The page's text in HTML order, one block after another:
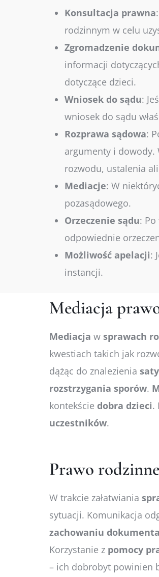
Konsultacja prawna:
rodzinnym w celu
Zgromadzenie
informacji
dotyczące dzieci.
Wniosek do sądu:
wniosek do sądu
Rozprawa sądowa:
argumenty i dowody.
rozwodu, ustalenia
Mediacje: W
pozasądowego.
Orzeczenie sądu:
odpowiednie
Możliwość apelacji:
instancji.
Mediacja
Mediacja w sprawach
kwestiach takich jak
dążąc do znalezienia
rozstrzygania sporów.
kontekście dobra dzieci.
uczestników.
Prawo
W trakcie załatwiania
sytuacji. Komunikacja
zachowaniu
Korzystanie z pomocy
– ich dobrobyt powinien